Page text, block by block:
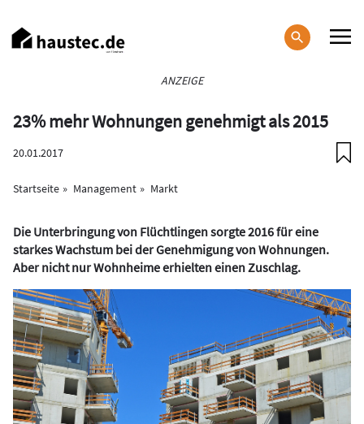
zum
Inhalt
ANZEIGE
23% mehr Wohnungen genehmigt als 2015
20.01.2017
Startseite Management Markt
Die Unterbringung von Flüchtlingen sorgte 2016 für eine
starkes Wachstum bei der Genehmigung von Wohnungen.
Aber nicht nur Wohnheime erhielten einen Zuschlag.